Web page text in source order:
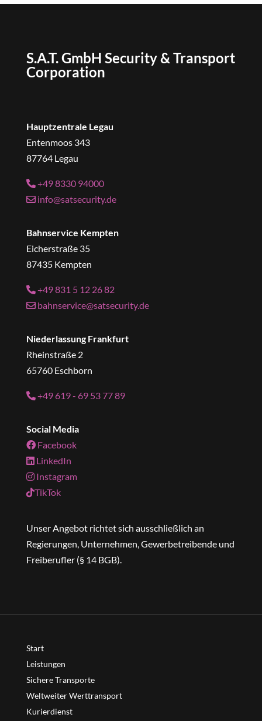
S.A.T. GmbH Security & Transport
Corporation
Hauptzentrale Legau
Entenmoos 343
87764 Legau
+49 8330 94000
info@satsecurity.de
Bahnservice Kempten
Eicherstraße 35
87435 Kempten
+49 831 5 12 26 82
bahnservice@satsecurity.de
Niederlassung Frankfurt
Rheinstraße 2
65760 Eschborn
+49 619 - 69 53 77 89
Social Media
Facebook
LinkedIn
Instagram
TikTok
Unser Angebot richtet sich ausschließlich an
Regierungen, Unternehmen, Gewerbetreibende und
Freiberufler (§ 14 BGB).
Start
Leistungen
Sichere Transporte
Weltweiter Werttransport
Kurierdienst